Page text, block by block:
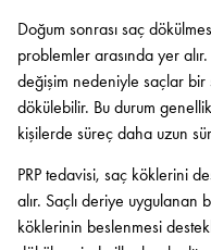
Doğum sonrası saç
problemler arasında yer
değişim nedeniyle saçlar
dökülebilir. Bu durum
kişilerde süreç daha uzun
PRP tedavisi, saç köklerini
alır. Saçlı deriye uygulanan
köklerinin beslenmesi